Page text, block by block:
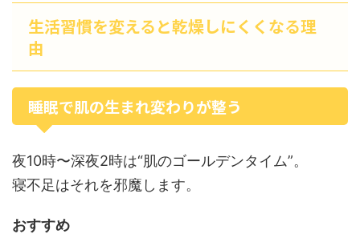
生活習慣を変えると乾燥しにくくなる理
由
睡眠で肌の生まれ変わりが整う
夜10時〜深夜2時は“肌のゴールデンタイム”。
寝不足はそれを邪魔します。
おすすめ